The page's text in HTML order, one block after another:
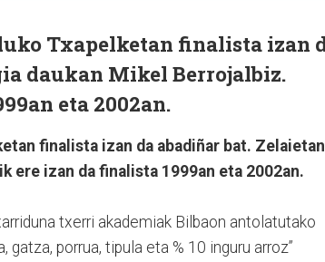
Txapelketan finalista izan
daukan Mikel Berrojalbiz.
eta 2002an.
finalista izan da abadiñar bat. Zelaietan
ere izan da finalista 1999an eta 2002an.
txerri akademiak Bilbaon antolatutako
gatza, porrua, tipula eta % 10 inguru arroz”